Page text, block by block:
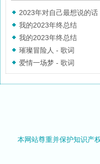
2023年对自己最想说的话
我的2023年终总结
我的2023年终总结
璀璨冒险人 - 歌词
爱情一场梦 - 歌词
本网站尊重并保护知识产